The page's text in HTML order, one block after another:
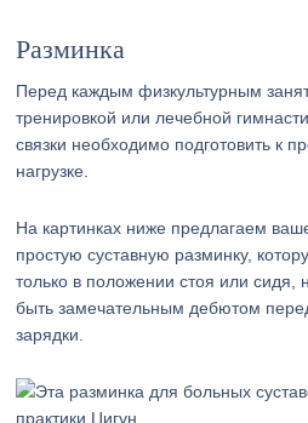
Разминка
Перед каждым физкультурным
тренировкой или лечебной
связки необходимо подготовить к
нагрузке.
На картинках ниже предлагаем
простую суставную разминку,
только в положении стоя или
быть замечательным дебютом
зарядки.